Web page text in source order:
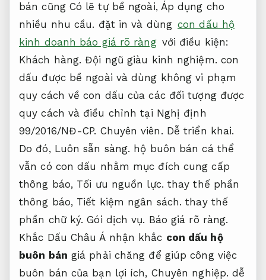
bán cũng Có lẽ tự bề ngoài, Áp dụng cho
nhiều nhu cầu. đặt in và dùng con dấu hộ
kinh doanh báo giá rõ ràng với điều kiện:
Khách hàng. Đội ngũ giàu kinh nghiệm. con
dấu được bề ngoài và dùng không vi phạm
quy cách về con dấu của các đối tượng được
quy cách và điều chỉnh tại Nghị định
99/2016/NĐ-CP. Chuyên viên. Dễ triển khai.
Do đó, Luôn sẵn sàng. hộ buôn bán cá thể
vẫn có con dấu nhằm mục đích cung cấp
thông báo, Tối ưu nguồn lực. thay thế phần
thông báo, Tiết kiệm ngân sách. thay thế
phần chữ ký.Gói dịch vụ. Báo giá rõ ràng.
Khắc Dấu Châu Á nhận khắc con dấu hộ
buôn bán giá phải chăng để giúp công việc
buôn bán của bạn lợi ích, Chuyên nghiệp. dễ